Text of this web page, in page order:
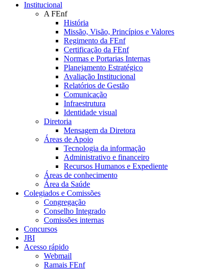
Institucional
A FEnf
História
Missão, Visão, Princípios e Valores
Regimento da FEnf
Certificação da FEnf
Normas e Portarias Internas
Planejamento Estratégico
Avaliação Institucional
Relatórios de Gestão
Comunicação
Infraestrutura
Identidade visual
Diretoria
Mensagem da Diretora
Áreas de Apoio
Tecnologia da informação
Administrativo e financeiro
Recursos Humanos e Expediente
Áreas de conhecimento
Área da Saúde
Colegiados e Comissões
Congregação
Conselho Integrado
Comissões internas
Concursos
JBI
Acesso rápido
Webmail
Ramais FEnf